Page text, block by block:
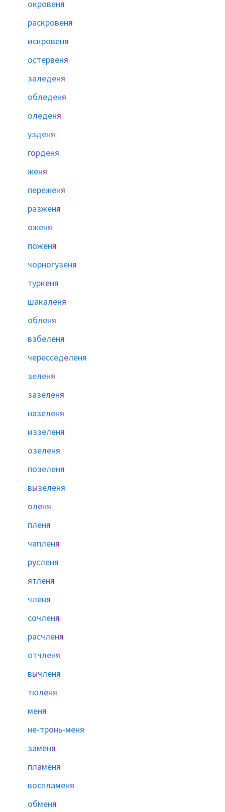
окровеня
раскровеня
искровеня
остервеня
заледеня
обледеня
оледеня
узденя
горденя
женя
переженя
разженя
оженя
поженя
чорногузеня
туркеня
шакаленя
обленя
взбеленя
чересседеленя
зеленя
зазеленя
назеленя
иззеленя
озеленя
позеленя
вызеленя
оленя
пленя
чапленя
русленя
ятленя
членя
сочленя
расчленя
отчленя
вычленя
тюленя
меня
не-тронь-меня
заменя
пламеня
воспламеня
обменя